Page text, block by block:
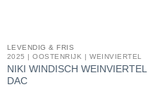
LEVENDIG & FRIS
2025 | OOSTENRIJK | WEINVIERTEL
NIKI WINDISCH WEINVIERTEL
DAC